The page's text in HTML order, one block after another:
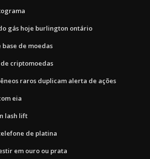
gás hoje burlington ontário
de moedas
criptomoedas
raros duplicam alerta de ações
eia
lash lift
de platina
em ouro ou prata